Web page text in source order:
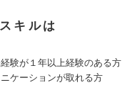
キルは
験が１年以上経験のある方
ケーションが取れる方